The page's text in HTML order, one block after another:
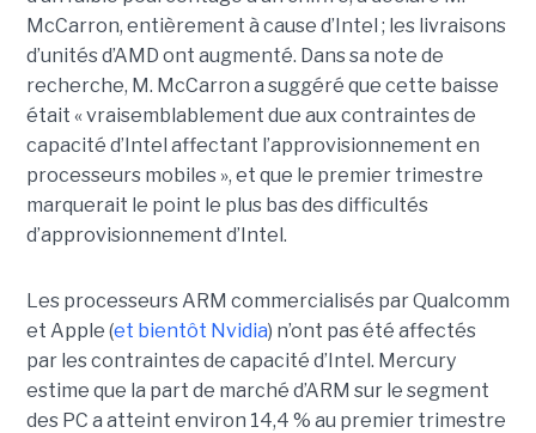
McCarron, entièrement à cause d’Intel ; les livraisons
d’unités d’AMD ont augmenté. Dans sa note de
recherche, M. McCarron a suggéré que cette baisse
était « vraisemblablement due aux contraintes de
capacité d’Intel affectant l’approvisionnement en
processeurs mobiles », et que le premier trimestre
marquerait le point le plus bas des difficultés
d’approvisionnement d’Intel.
Les processeurs ARM commercialisés par Qualcomm
et Apple (et bientôt Nvidia) n’ont pas été affectés
par les contraintes de capacité d’Intel. Mercury
estime que la part de marché d’ARM sur le segment
des PC a atteint environ 14,4 % au premier trimestre